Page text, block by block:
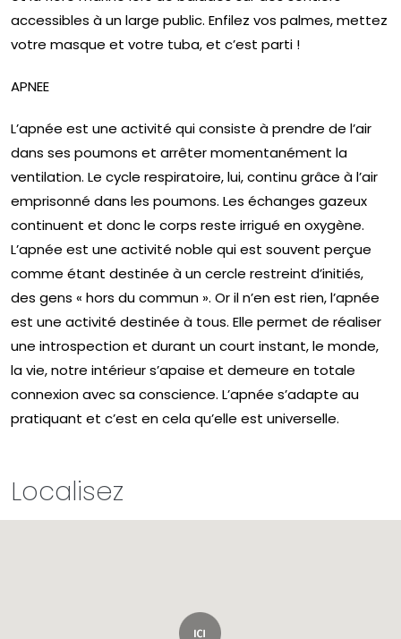
accessibles à un large public. Enfilez vos palmes, mettez
votre masque et votre tuba, et c’est parti !
APNEE
L’apnée est une activité qui consiste à prendre de l’air
dans ses poumons et arrêter momentanément la
ventilation. Le cycle respiratoire, lui, continu grâce à l’air
emprisonné dans les poumons. Les échanges gazeux
continuent et donc le corps reste irrigué en oxygène.
L’apnée est une activité noble qui est souvent perçue
comme étant destinée à un cercle restreint d’initiés,
des gens « hors du commun ». Or il n’en est rien, l’apnée
est une activité destinée à tous. Elle permet de réaliser
une introspection et durant un court instant, le monde,
la vie, notre intérieur s’apaise et demeure en totale
connexion avec sa conscience. L’apnée s’adapte au
pratiquant et c’est en cela qu’elle est universelle.
Localisez